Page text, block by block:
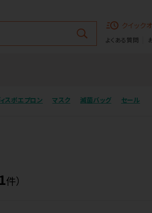
クイック
よくある質問
スポエプロン マスク 滅菌バッグ セール
1件）